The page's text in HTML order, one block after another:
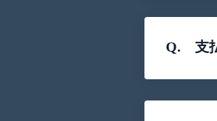
Q. 支